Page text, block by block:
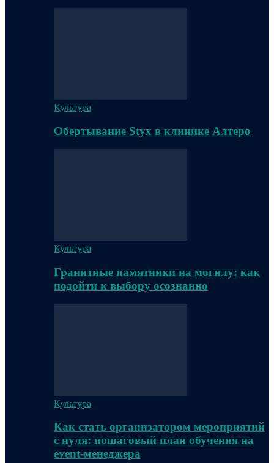
Культура
Обертывание Styx в клинике Алтеро
Культура
Гранитные памятники на могилу: как
подойти к выбору осознанно
Культура
Как стать организатором мероприятий
с нуля: пошаговый план обучения на
event-менеджера